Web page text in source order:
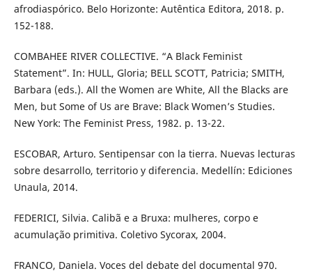
afrodiaspórico. Belo Horizonte: Autêntica Editora, 2018. p.
152-188.
COMBAHEE RIVER COLLECTIVE. “A Black Feminist
Statement”. In: HULL, Gloria; BELL SCOTT, Patricia; SMITH,
Barbara (eds.). All the Women are White, All the Blacks are
Men, but Some of Us are Brave: Black Women’s Studies.
New York: The Feminist Press, 1982. p. 13-22.
ESCOBAR, Arturo. Sentipensar con la tierra. Nuevas lecturas
sobre desarrollo, territorio y diferencia. Medellín: Ediciones
Unaula, 2014.
FEDERICI, Silvia. Calibã e a Bruxa: mulheres, corpo e
acumulação primitiva. Coletivo Sycorax, 2004.
FRANCO, Daniela. Voces del debate del documental 970.